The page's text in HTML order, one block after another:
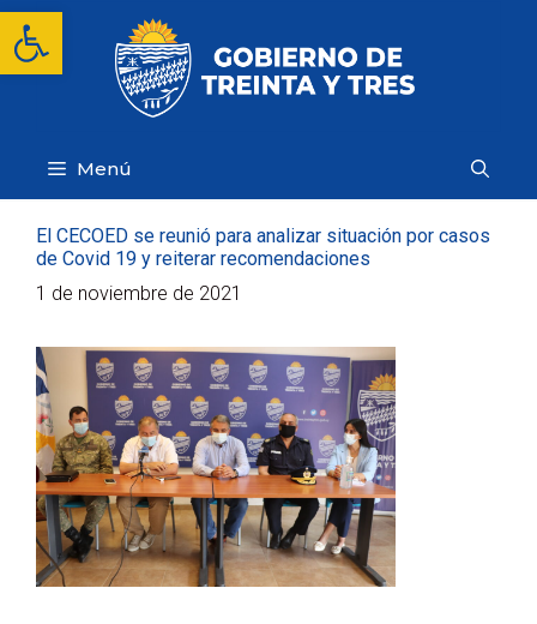
Abrir barra de herramientas
Saltar
contenido
Menú
El CECOED se reunió para analizar situación por casos
de Covid 19 y reiterar recomendaciones
1 de noviembre de 2021